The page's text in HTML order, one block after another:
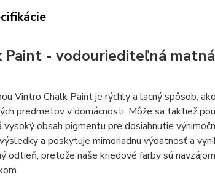
- vodouriediteľná
Vintro Chalk Paint je rýchly a lacný spôsob,
predmetov v domácnosti. Môže sa taktiež
vysoký obsah pigmentu pre dosiahnutie
a poskytuje mimoriadnu výdatnosť a
odtieň, pretože naše kriedové farby sú